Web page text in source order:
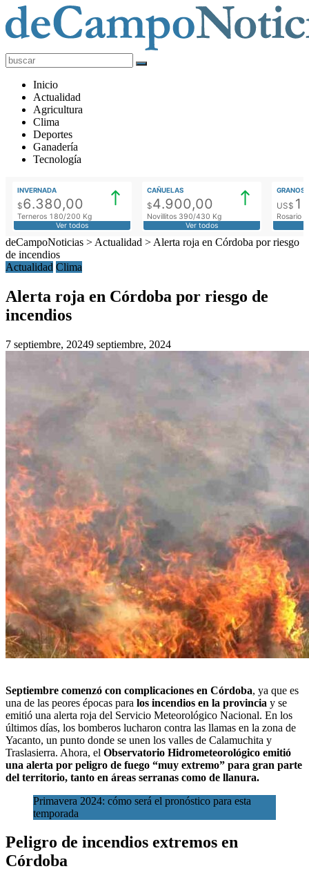
deCampoNoticias
Actualidad
Agropecuaria
Inicio
Actualidad
Agricultura
Clima
Deportes
Ganadería
Tecnología
INVERNADA
$6.380,00
Terneros 180/200 Kg
Ver todos
CAÑUELAS
$4.900,00
Novillitos 390/430 Kg
Ver todos
GRANOS
US$
Rosario
deCampoNoticias > Actualidad > Alerta roja en Córdoba por riesgo
de incendios
Actualidad Clima
Alerta roja en Córdoba por riesgo de
incendios
7 septiembre, 20249 septiembre, 2024
Septiembre comenzó con complicaciones en Córdoba, ya que es
una de las peores épocas para los incendios en la provincia y se
emitió una alerta roja del Servicio Meteorológico Nacional. En los
últimos días, los bomberos lucharon contra las llamas en la zona de
Yacanto, un punto donde se unen los valles de Calamuchita y
Traslasierra. Ahora, el Observatorio Hidrometeorológico emitió
una alerta por peligro de fuego “muy extremo” para gran parte
del territorio, tanto en áreas serranas como de llanura.
Primavera 2024: cómo será el pronóstico para esta
temporada
Peligro de incendios extremos en
Córdoba